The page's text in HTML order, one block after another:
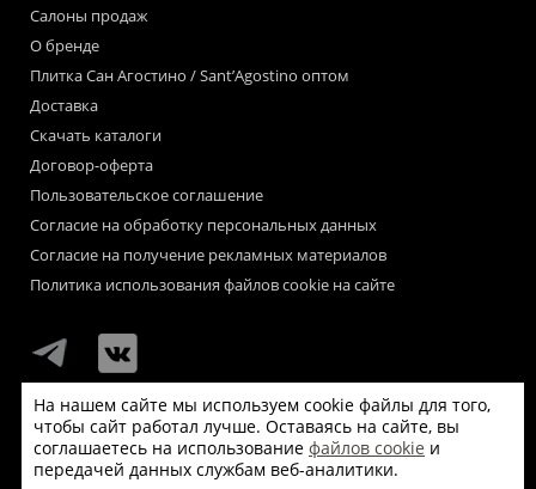
Салоны продаж
О бренде
Плитка Сан Агостино / Sant’Agostino оптом
Доставка
Скачать каталоги
Договор-оферта
Пользовательское соглашение
Согласие на обработку персональных данных
Согласие на получение рекламных материалов
Политика использования файлов cookie на сайте
Мы используем файлы «cookie» для функционирования сайта.
Если Вас это не устраивает, пожалуйста, покиньте сайт.
На нашем сайте мы используем cookie файлы для того,
чтобы сайт работал лучше. Оставаясь на сайте, вы
соглашаетесь на использование файлов cookie и
передачей данных службам веб-аналитики.